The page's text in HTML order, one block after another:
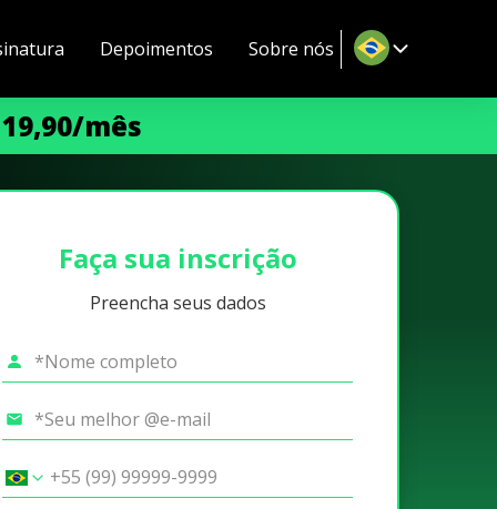
Depoimentos Sobre nós
mês
Faça sua inscrição
Preencha seus dados